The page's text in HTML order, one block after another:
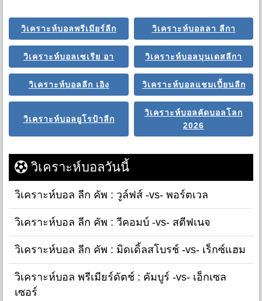
วิเคราะห์บอลพรีเมียร์ลีก วิเคราะห์บอลลา ลีกา
วิเคราะห์บอลเซเรีย อา วิเคราะห์บอลบุนเดสลีกา
วิเคราะห์บอลลีก เอิง วิเคราะห์บอลแชมเปี้ยนลีก
วิเคราะห์บอลยูโรป้าลีก
วิเคราะห์บอลคัดบอลโลก
2026
วิเคราะห์บอลวันนี้
วิเคราะห์บอล ลีก คัพ : วูล์ฟส์ -vs- พอร์ตเวล
วิเคราะห์บอล ลีก คัพ : วีคอมบ์ -vs- สตีฟเนจ
วิเคราะห์บอล ลีก คัพ : มิดเดิ้ลสโบรช์ -vs- เร็กซ์แฮม
วิเคราะห์บอล พรีเมียร์ดัตช์ : คัมบูร์ -vs- เอ็กเซล
เซอร์